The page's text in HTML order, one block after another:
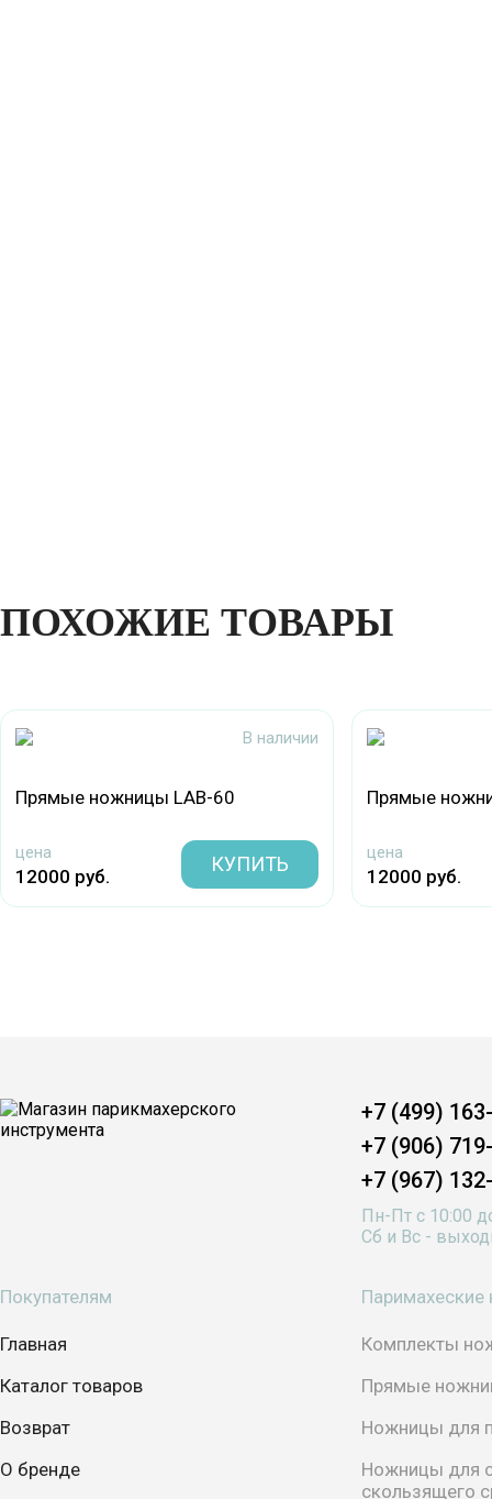
ПОХОЖИЕ ТОВАРЫ
В наличии
Прямые ножницы LAB-60
цена
12000 руб.
КУПИТЬ
Прямые
цена
12000 руб.
Покупателям
Главная
Каталог товаров
Возврат
О бренде
+7 (499)
+7 (906)
+7 (967)
Пн-Пт с 10:00
Сб и Вс -
Комплекты
Прямые
Ножницы для
Ножницы для
скользящего